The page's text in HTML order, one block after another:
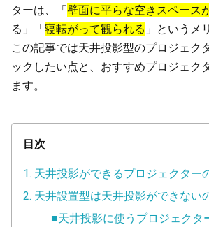
ターは、「 壁面に平らな空きスペース
る」「 寝転がって観られる 」というメ
この記事では天井投影型のプロジェク
ックしたい点と、おすすめプロジェク
ます。
目次
1. 天井投影ができるプロジェクター
2. 天井設置型は天井投影ができない
■天井投影に使うプロジェクタ